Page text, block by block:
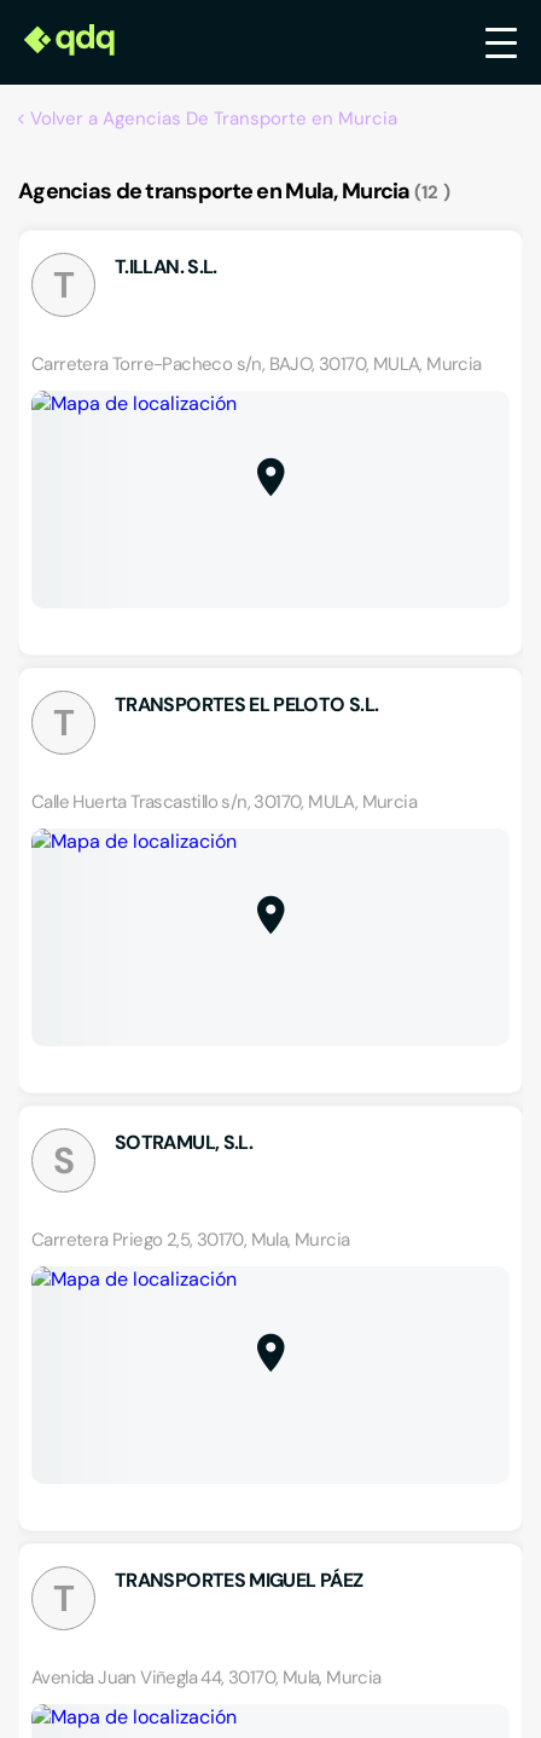
Volver a Agencias De Transporte en Murcia
Agencias de transporte en Mula, Murcia 12
T T.ILLAN. S.L.
Carretera Torre-Pacheco s/n, BAJO, 30170, MULA, Murcia
T TRANSPORTES EL PELOTO S.L.
Calle Huerta Trascastillo s/n, 30170, MULA, Murcia
S SOTRAMUL, S.L.
Carretera Priego 2,5, 30170, Mula, Murcia
T TRANSPORTES MIGUEL PÁEZ
Avenida Juan Viñegla 44, 30170, Mula, Murcia